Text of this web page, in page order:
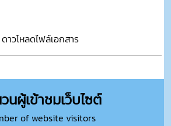
ดาวโหลดไฟล์เอกสาร
นผู้เข้าชมเว็บไซต์
of website visitors